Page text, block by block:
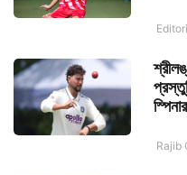
Rajib